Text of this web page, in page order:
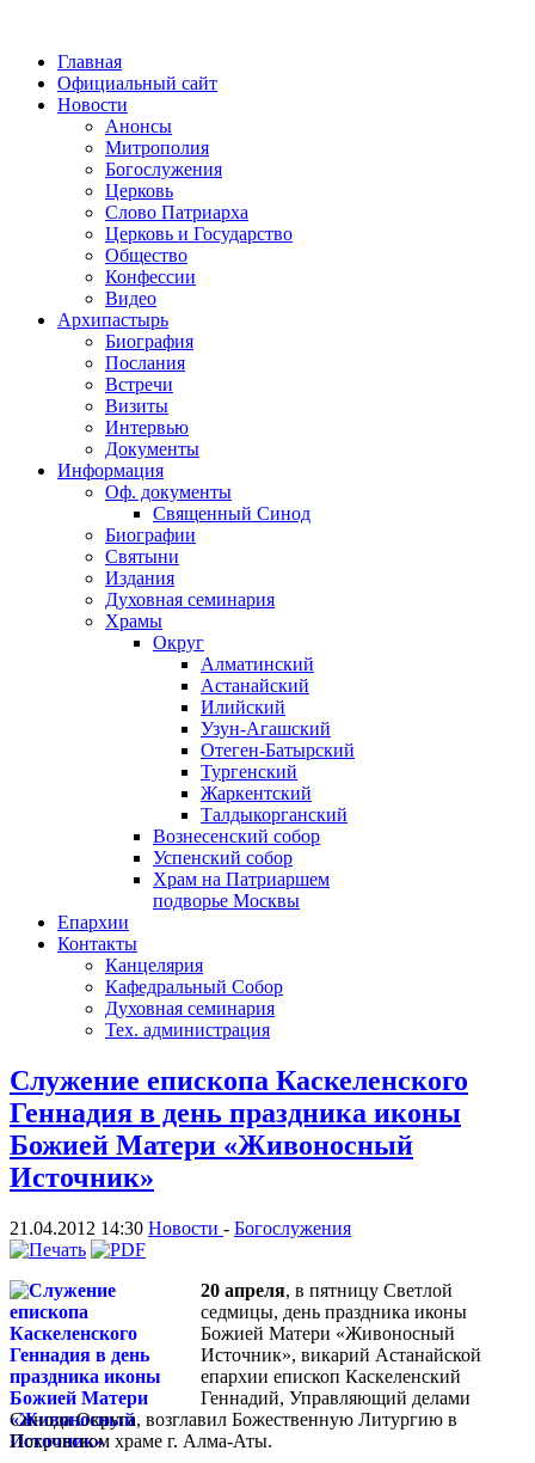
Главная
Официальный сайт
Новости
Анонсы
Митрополия
Богослужения
Церковь
Слово Патриарха
Церковь и Государство
Общество
Конфессии
Видео
Архипастырь
Биография
Послания
Встречи
Визиты
Интервью
Документы
Информация
Оф. документы
Священный Синод
Биографии
Святыни
Издания
Духовная семинария
Храмы
Округ
Алматинский
Астанайский
Илийский
Узун-Агашский
Отеген-Батырский
Тургенский
Жаркентский
Талдыкорганский
Вознесенский собор
Успенский собор
Храм на Патриаршем
подворье Москвы
Епархии
Контакты
Канцелярия
Кафедральный Собор
Духовная семинария
Тех. администрация
Служение епископа Каскеленского
Геннадия в день праздника иконы
Божией Матери «Живоносный
Источник»
21.04.2012 14:30 Новости - Богослужения
20 апреля, в пятницу Светлой
седмицы, день праздника иконы
Божией Матери «Живоносный
Источник», викарий Астанайской
епархии епископ Каскеленский
Геннадий, Управляющий делами
Синода Округа, возглавил Божественную Литургию в
Покровском храме г. Алма-Аты.